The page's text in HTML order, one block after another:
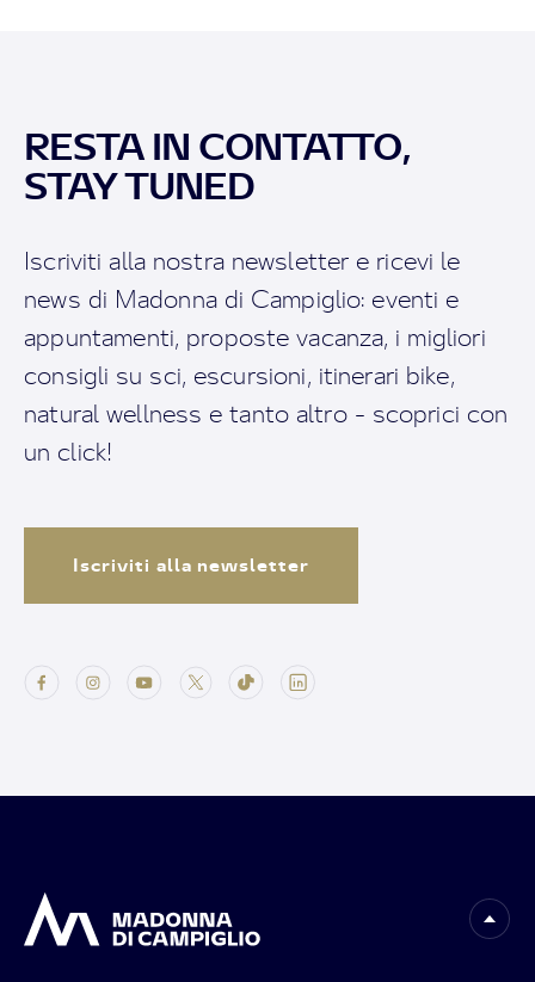
RESTA IN CONTATTO,
STAY TUNED
Iscriviti alla nostra newsletter e ricevi le
news di Madonna di Campiglio: eventi e
appuntamenti, proposte vacanza, i migliori
consigli su sci, escursioni, itinerari bike,
natural wellness e tanto altro - scoprici con
un click!
Iscriviti alla newsletter